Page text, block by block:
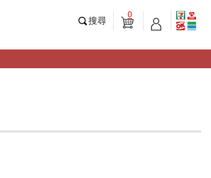
搜尋
0